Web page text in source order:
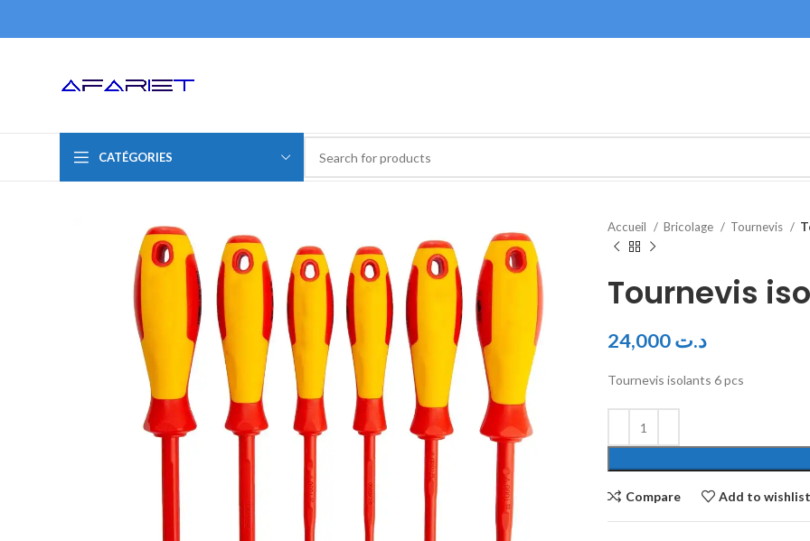
CATÉGORIES
Accueil Bricolage Tournevis
Tournevis
د.ت
Tournevis isolants 6 pcs
Compare Add to wishlist